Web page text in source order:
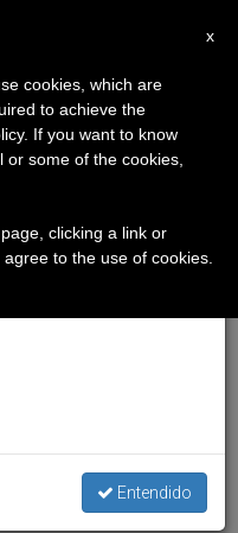
×
haremos la pausa
periodo de verano
y también el
Entendido
x
cookies, which are
to achieve the
If you want to know
some of the cookies,
clicking a link or
to the use of cookies.